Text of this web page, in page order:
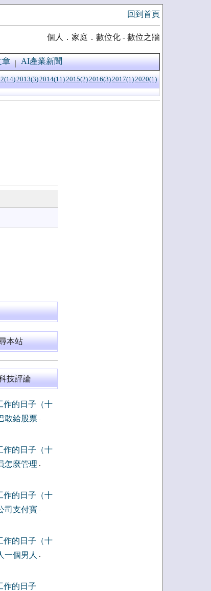
回到首頁
個人．家庭．數位化 - 數位之牆
章 AI產業新聞
2013(3)2014(11)2015(2)2016(3)2017(1)2020(1)
本站
技評論
作的日子（十
敢給股票-
作的日子（十
怎麼管理 -
作的日子（十
司支付寶 -
作的日子（十
一個男人
-
作的日子